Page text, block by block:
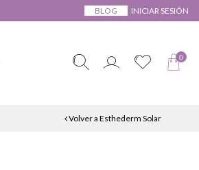
BLOG INICIAR SESIÓN
0
Volver a Esthederm Solar